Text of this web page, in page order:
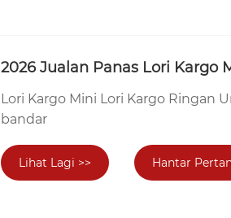
2026 Jualan Panas Lori Kargo
Lori Kargo Mini Lori Kargo
bandar
Lihat Lagi >> Hantar